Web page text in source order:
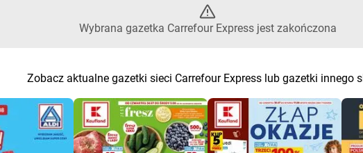
Wybrana gazetka Carrefour Express jest zakończona
Zobacz aktualne gazetki sieci Carrefour Express lub gazetki innego